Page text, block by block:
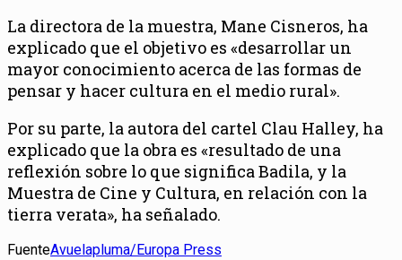
La directora de la muestra, Mane Cisneros, ha
explicado que el objetivo es «desarrollar un
mayor conocimiento acerca de las formas de
pensar y hacer cultura en el medio rural».
Por su parte, la autora del cartel Clau Halley, ha
explicado que la obra es «resultado de una
reflexión sobre lo que significa Badila, y la
Muestra de Cine y Cultura, en relación con la
tierra verata», ha señalado.
FuenteAvuelapluma/Europa Press